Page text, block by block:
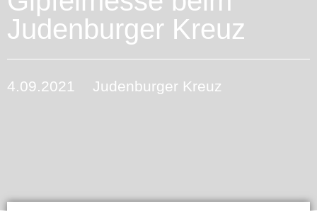
Judenburger Kreuz
4.09.2021 Judenburger Kreuz